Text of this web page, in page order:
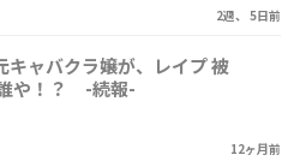
2週、 5日前
キャバクラ嬢が、レイプ 被
や！？ -続報-
12ヶ月前